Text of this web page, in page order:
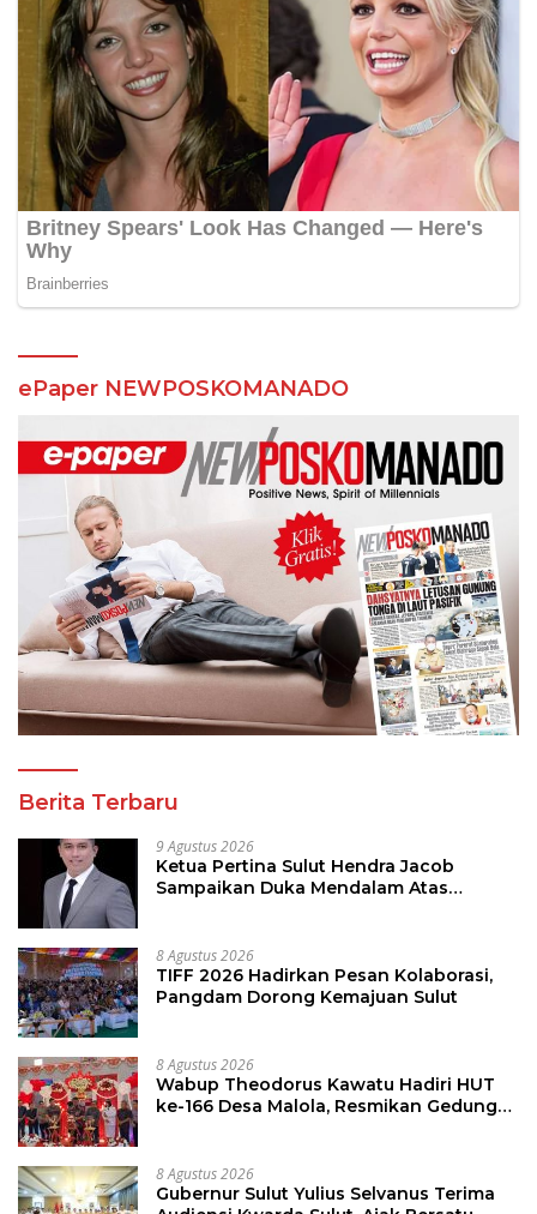
ePaper NEWPOSKOMANADO
Berita Terbaru
9 Agustus 2026
Ketua Pertina Sulut Hendra Jacob
Sampaikan Duka Mendalam Atas
8 Agustus 2026
TIFF 2026 Hadirkan Pesan Kolaborasi,
Pangdam Dorong Kemajuan Sulut
8 Agustus 2026
Wabup Theodorus Kawatu Hadiri HUT
ke-166 Desa Malola, Resmikan Gedung
8 Agustus 2026
Gubernur Sulut Yulius Selvanus Terima